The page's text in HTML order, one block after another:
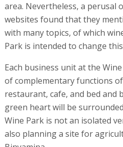
area. Nevertheless, a
websites found that they
with many topics, of which
Park is intended to change
Each business unit at the
of complementary functions
restaurant, cafe, and bed and
green heart will be
Wine Park is not an isolated
also planning a site for